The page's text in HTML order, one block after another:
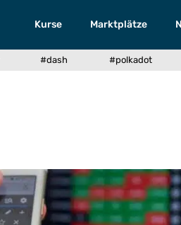
Kurse Marktplätze
#dash #polkadot